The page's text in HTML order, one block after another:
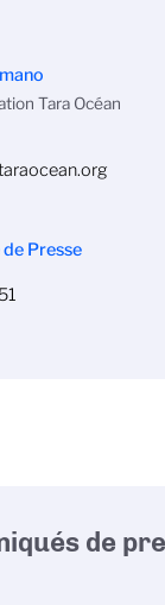
Tara Océan
Presse
de